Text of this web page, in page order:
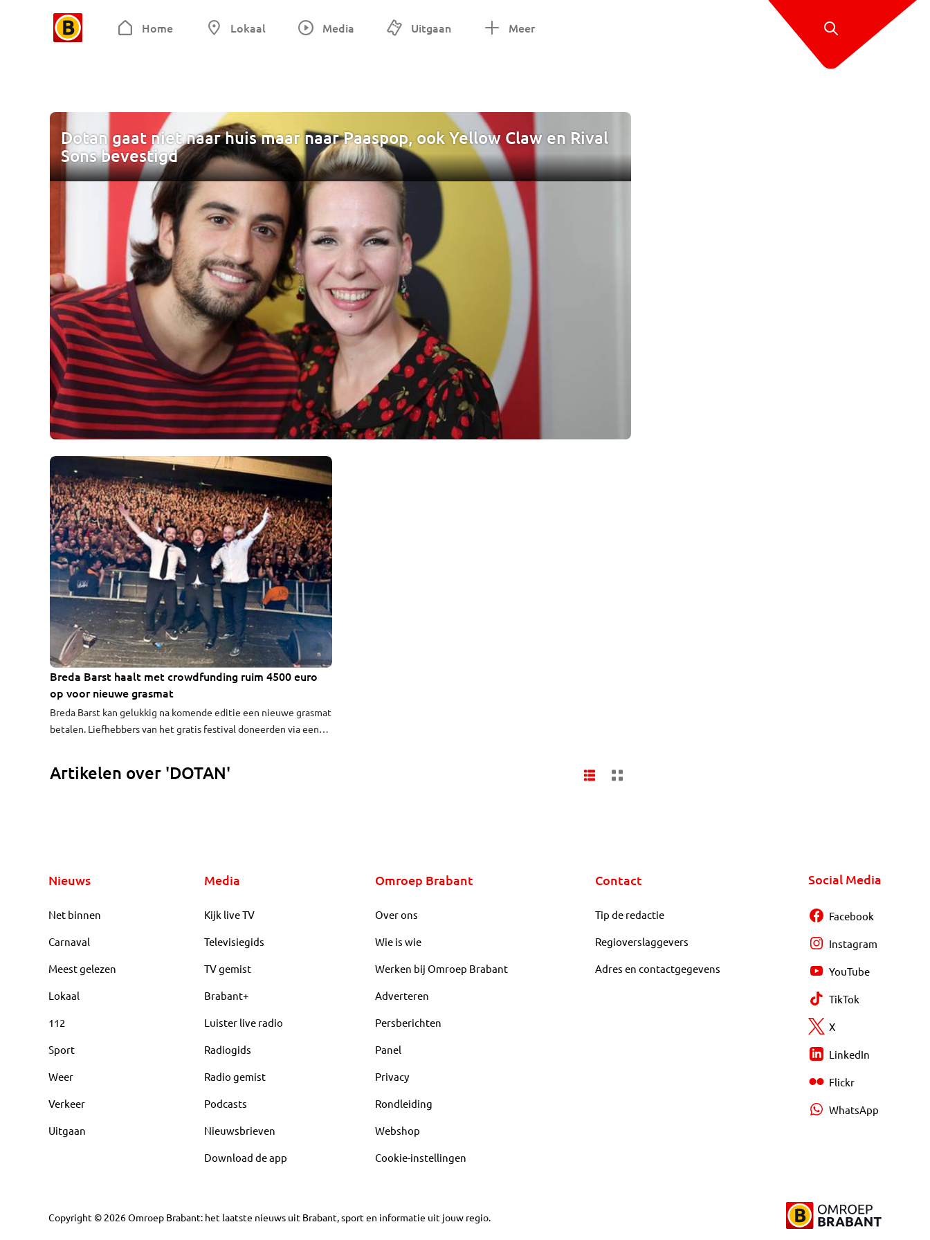
Home Lokaal Media Uitgaan Meer
Dotan gaat niet naar huis maar naar Paaspop, ook Yellow Claw en Rival
Sons bevestigd
Breda Barst haalt met crowdfunding ruim 4500 euro
op voor nieuwe grasmat
Breda Barst kan gelukkig na komende editie een nieuwe grasmat
betalen. Liefhebbers van het gratis festival doneerden via een
Artikelen over 'DOTAN'
Nieuws
Net binnen
Carnaval
Meest gelezen
Lokaal
112
Sport
Weer
Verkeer
Uitgaan
Media
Kijk live TV
Televisiegids
TV gemist
Brabant+
Luister live radio
Radiogids
Radio gemist
Podcasts
Nieuwsbrieven
Download de app
Omroep Brabant
Over ons
Wie is wie
Werken bij Omroep Brabant
Adverteren
Persberichten
Panel
Privacy
Rondleiding
Webshop
Cookie-instellingen
Contact
Tip de redactie
Regioverslaggevers
Adres en contactgegevens
Social Media
Facebook
Instagram
YouTube
TikTok
X
LinkedIn
Flickr
WhatsApp
Copyright © 2026Omroep Brabant: het laatste nieuws uit Brabant, sport en informatie uit jouw regio.